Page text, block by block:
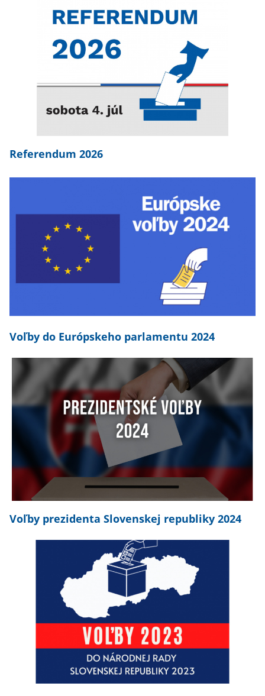
Referendum 2026
Voľby do Európskeho parlamentu 2024
Voľby prezidenta Slovenskej republiky 2024